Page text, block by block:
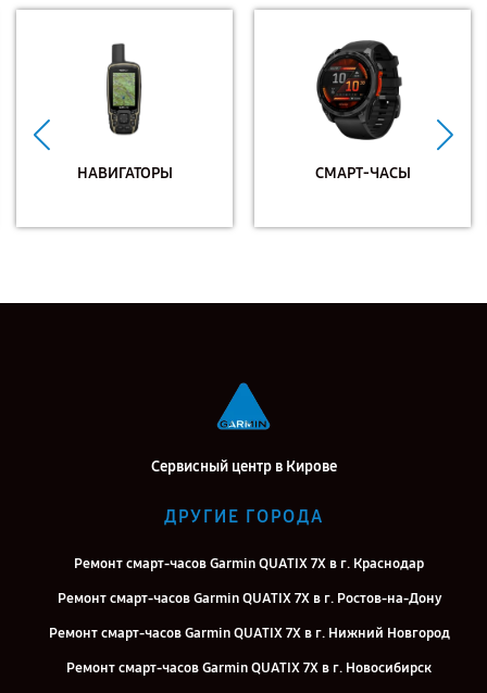
НАВИГАТОРЫ СМАРТ-ЧАСЫ
Сервисный центр в Кирове
ДРУГИЕ ГОРОДА
Ремонт смарт-часов Garmin QUATIX 7X в г. Краснодар
Ремонт смарт-часов Garmin QUATIX 7X в г. Ростов-на-Дону
Ремонт смарт-часов Garmin QUATIX 7X в г. Нижний Новгород
Ремонт смарт-часов Garmin QUATIX 7X в г. Новосибирск